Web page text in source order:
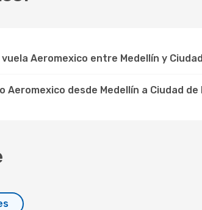
Aeromexico entre Medellín y
Aeromexico desde Medellín a Ciudad de